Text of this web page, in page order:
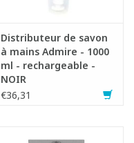
Distributeur de savon
à mains Admire - 1000
ml - rechargeable -
NOIR
€36,31